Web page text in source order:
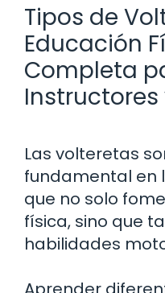
Tipos de
Educación
Completa
Las volteretas
fundamental en
que no solo
física, sino que
habilidades